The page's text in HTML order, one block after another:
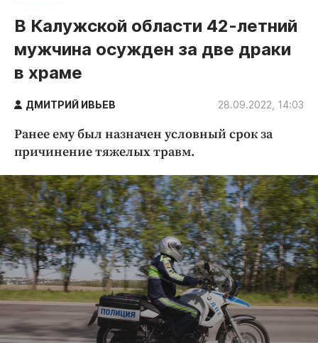
Новости компаний
Статьи
Народные новости
Авто и транспорт
Криминал
Недвижимость и ЖКХ
Образование
Общество
Погода
Праздники
Происшествия
Спорт
Экономика и бизнес
В Калужской области 42-летний
мужчина осужден за две драки
в храме
ДМИТРИЙ ИВЬЕВ 28.09.2022, 14:03
Ранее ему был назначен условный срок за
причинение тяжелых травм.